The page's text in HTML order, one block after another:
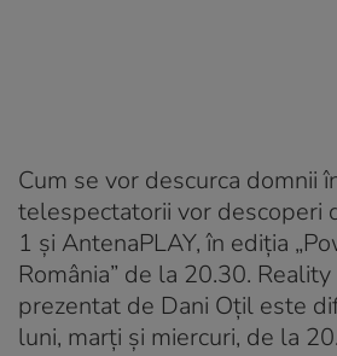
Cum se vor descurca domnii
telespectatorii vor descoperi
1 și AntenaPLAY, în ediția
România” de la 20.30.
prezentat de Dani Oțil este
luni, marți și miercuri, de la